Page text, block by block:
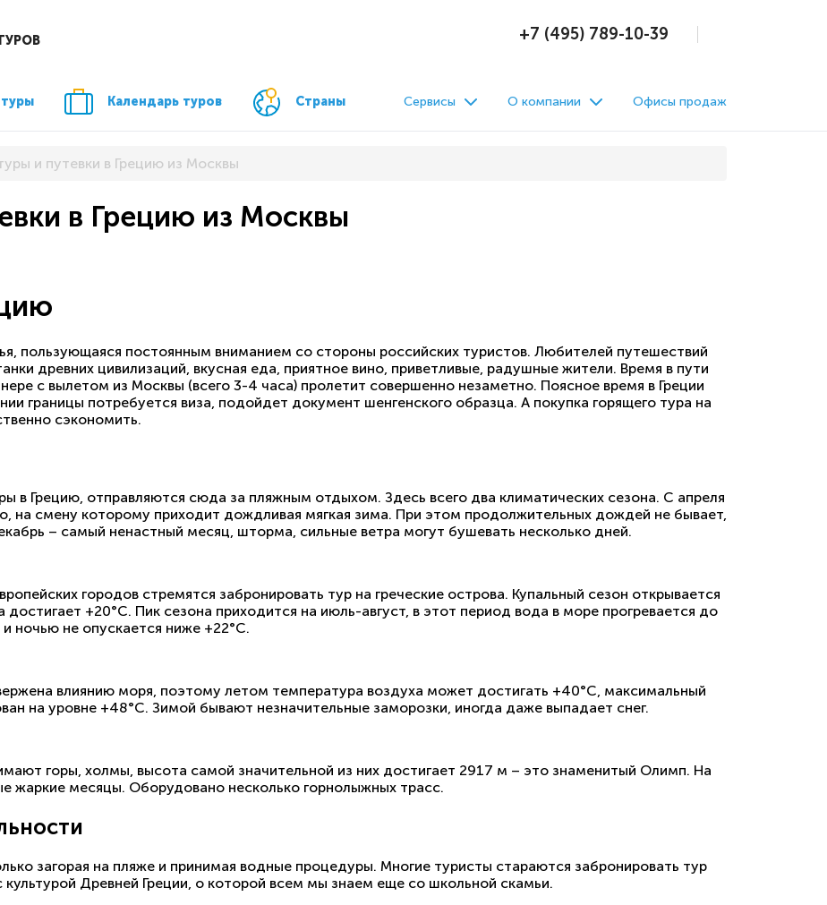
+7 (495) 789-10-39
Календарь туров Страны Сервисы О компании Офисы продаж
и путевки в Грецию из Москвы
в Грецию из Москвы
пользующаяся постоянным вниманием со стороны российских туристов. Любителей путешествий
древних цивилизаций, вкусная еда, приятное вино, приветливые, радушные жители. Время в пути
с вылетом из Москвы (всего 3-4 часа) пролетит совершенно незаметно. Поясное время в Греции
границы потребуется виза, подойдет документ шенгенского образца. А покупка горящего тура на
сэкономить.
в Грецию, отправляются сюда за пляжным отдыхом. Здесь всего два климатических сезона. С апреля
на смену которому приходит дождливая мягкая зима. При этом продолжительных дождей не бывает,
– самый ненастный месяц, шторма, сильные ветра могут бушевать несколько дней.
городов стремятся забронировать тур на греческие острова. Купальный сезон открывается
+20°С. Пик сезона приходится на июль-август, в этот период вода в море прогревается до
ночью не опускается ниже +22°С.
влиянию моря, поэтому летом температура воздуха может достигать +40°С, максимальный
на уровне +48°С. Зимой бывают незначительные заморозки, иногда даже выпадает снег.
горы, холмы, высота самой значительной из них достигает 2917 м – это знаменитый Олимп. На
жаркие месяцы. Оборудовано несколько горнолыжных трасс.
загорая на пляже и принимая водные процедуры. Многие туристы стараются забронировать тур
Древней Греции, о которой всем мы знаем еще со школьной скамьи.